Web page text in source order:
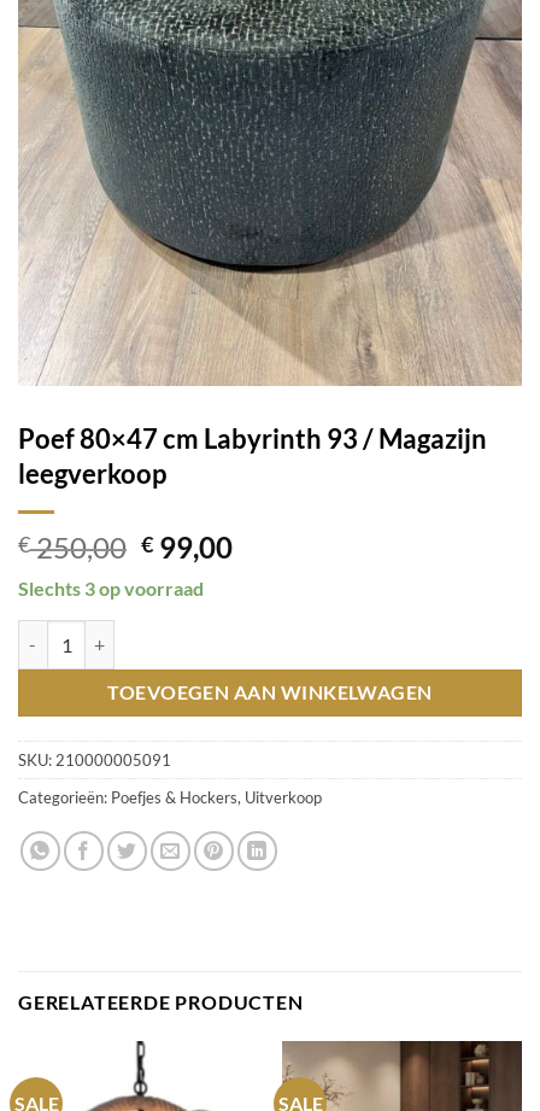
Poef 80×47 cm Labyrinth 93 / Magazijn
leegverkoop
€250,00 Oorspronkelijke
prijs
was:
€ 99,00Huidige
Slechts 3 op voorraad
TOEVOEGEN AAN WINKELWAGEN
SKU:210000005091
Categorieën: Poefjes & Hockers, Uitverkoop
GERELATEERDE PRODUCTEN
SALE SALE